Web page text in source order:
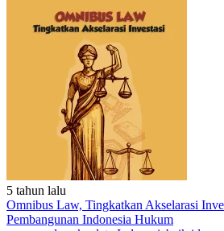
5 tahun lalu
Omnibus Law, Tingkatkan Akselarasi
Pembangunan Indonesia Hukum